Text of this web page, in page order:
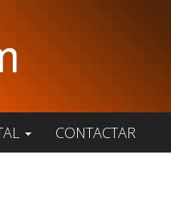
CONTACTAR